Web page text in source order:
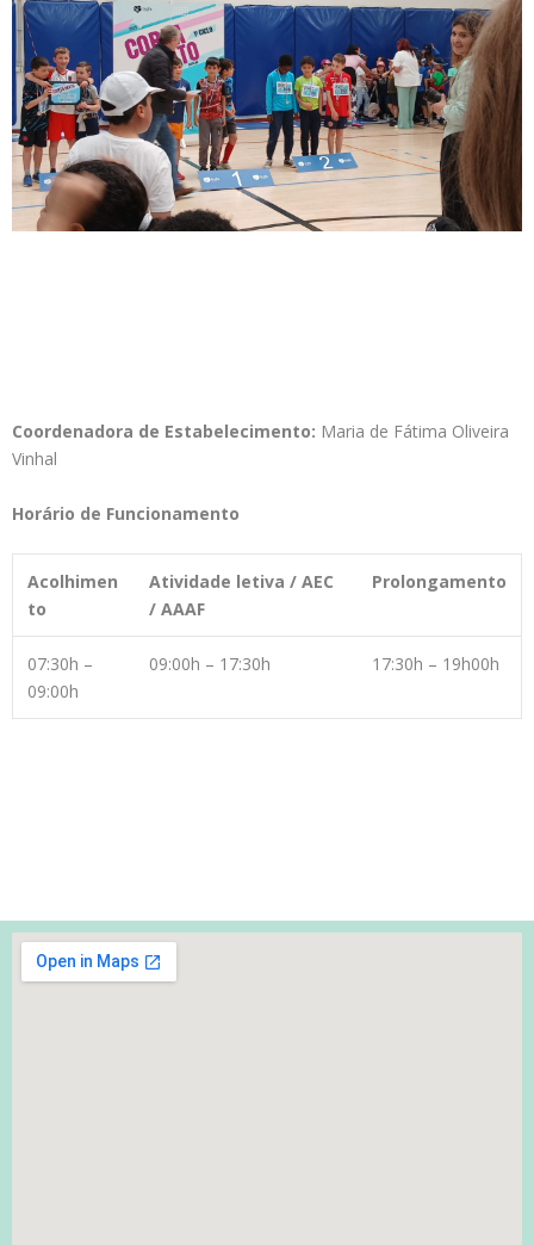
Coordenadora de Estabelecimento: Maria de Fátima Oliveira
Vinhal
Horário de Funcionamento
Acolhimen
to
Atividade letiva / AEC
/ AAAF
Prolongamento
07:30h –
09:00h
09:00h – 17:30h 17:30h – 19h00h